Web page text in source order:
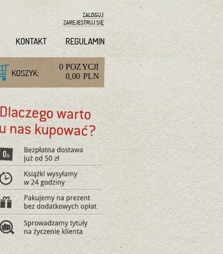
KONTAKT REGULAMIN
0 POZYCJI
0,00 PLN